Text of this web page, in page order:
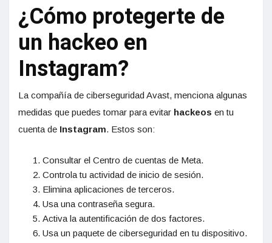
¿Cómo protegerte de
un hackeo en
Instagram?
La compañía de ciberseguridad Avast, menciona algunas
medidas que puedes tomar para evitar hackeos en tu
cuenta de Instagram. Estos son:
Consultar el Centro de cuentas de Meta.
Controla tu actividad de inicio de sesión.
Elimina aplicaciones de terceros.
Usa una contraseña segura.
Activa la autentificación de dos factores.
Usa un paquete de ciberseguridad en tu dispositivo.